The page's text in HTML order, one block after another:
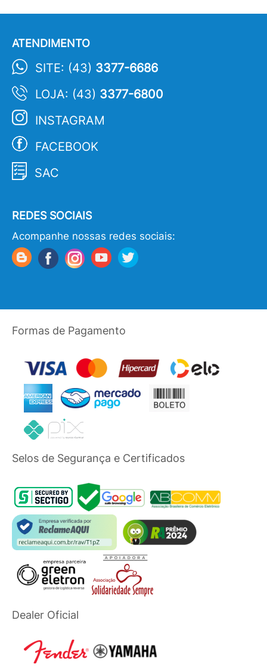
ATENDIMENTO
SITE: (43) 3377-6686
LOJA: (43) 3377-6800
INSTAGRAM
FACEBOOK
SAC
REDES SOCIAIS
Acompanhe nossas redes sociais:
Formas de Pagamento
Selos de Segurança e Certificados
Dealer Oficial